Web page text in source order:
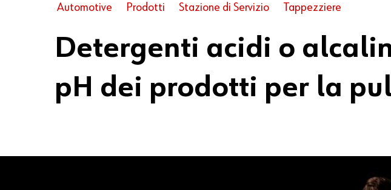
Automotive Prodotti Stazione di Servizio Tappezziere
Detergenti acidi o
pH dei prodotti per la